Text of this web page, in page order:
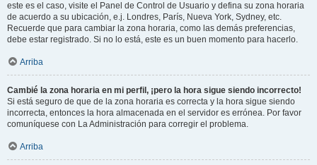
este es el caso, visite el Panel de Control de Usuario y defina su zona horaria
de acuerdo a su ubicación, e.j. Londres, París, Nueva York, Sydney, etc.
Recuerde que para cambiar la zona horaria, como las demás preferencias,
debe estar registrado. Si no lo está, este es un buen momento para hacerlo.
Arriba
Cambié la zona horaria en mi perfil, ¡pero la hora sigue siendo incorrecto!
Si está seguro de que de la zona horaria es correcta y la hora sigue siendo
incorrecta, entonces la hora almacenada en el servidor es errónea. Por favor
comuníquese con La Administración para corregir el problema.
Arriba